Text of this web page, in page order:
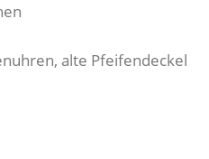
alte Pfeifendeckel